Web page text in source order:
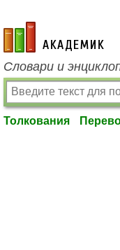
academic.ru
Словари и
Толкования